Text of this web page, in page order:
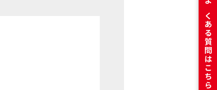
よくある質問はこちら